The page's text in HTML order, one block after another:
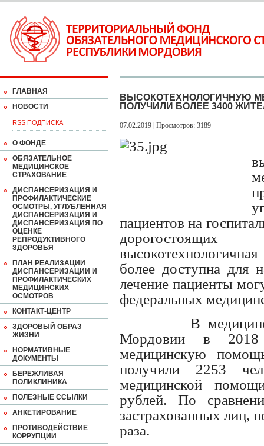
ГЛАВНАЯ
НОВОСТИ
RSS ПОДПИСКА
О ФОНДЕ
ОБЯЗАТЕЛЬНОЕ
МЕДИЦИНСКОЕ
СТРАХОВАНИЕ
ДИСПАНСЕРИЗАЦИЯ И
ПРОФИЛАКТИЧЕСКИЕ
ОСМОТРЫ, УГЛУБЛЕННАЯ
ДИСПАНСЕРИЗАЦИЯ И
ДИСПАНСЕРИЗАЦИЯ ПО
ОЦЕНКЕ
РЕПРОДУКТИВНОГО
ЗДОРОВЬЯ
ПЛАН РЕАЛИЗАЦИИ
ДИСПАНСЕРИЗАЦИИ И
ПРОФИЛАКТИЧЕСКИХ
МЕДИЦИНСКИХ
ОСМОТРОВ
КОНТАКТ-ЦЕНТР
ЗДОРОВЫЙ ОБРАЗ
ЖИЗНИ
НОРМАТИВНЫЕ
ДОКУМЕНТЫ
БЕРЕЖЛИВАЯ
ПОЛИКЛИНИКА
ПОЛЕЗНЫЕ ССЫЛКИ
АНКЕТИРОВАНИЕ
ПРОТИВОДЕЙСТВИЕ
КОРРУПЦИИ
ВЫСОКОТЕХНОЛОГИЧНУЮ
ПОЛУЧИЛИ БОЛЕЕ 3400
07.02.2019 | Просмотров: 3189
пациентов на
более доступна для
лечение пациенты
федеральных
В
Мордовии в 2018
медицинскую
получили 2253
медицинской
рублей. По
застрахованных
раза.